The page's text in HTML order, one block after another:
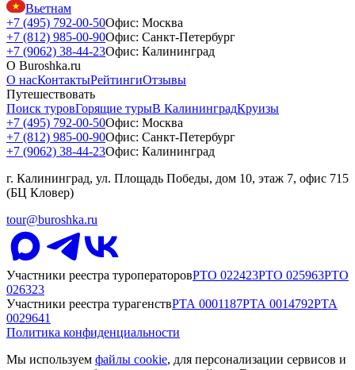
Вьетнам
+7 (495) 792-00-50Офис: Москва
+7 (812) 985-00-90Офис: Санкт-Петербург
+7 (9062) 38-44-23Офис: Калининград
О Buroshka.ru
О насКонтактыРейтингиОтзывы
Путешествовать
Поиск туровГорящие турыВ КалининградКруизы
+7 (495) 792-00-50Офис: Москва
+7 (812) 985-00-90Офис: Санкт-Петербург
+7 (9062) 38-44-23Офис: Калининград
г. Калининград, ул. Площадь Победы, дом 10, этаж 7, офис 715
(БЦ Кловер)
tour@buroshka.ru
Участники реестра туроператоровРТО 022423РТО 025963РТО
026323
Участники реестра турагенствРТА 0001187РТА 0014792РТА
0029641
Политика конфиденциальности
Мы используем файлы cookie, для персонализации сервисов и